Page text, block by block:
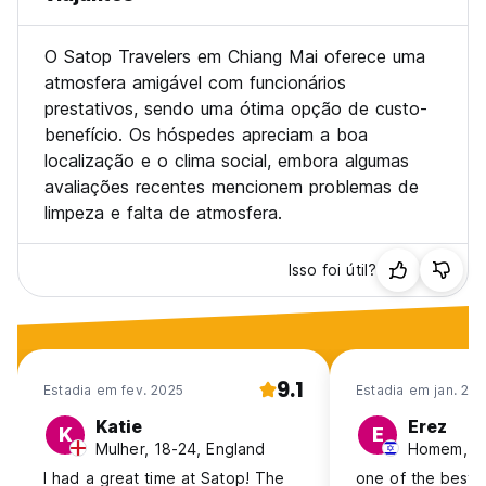
O Satop Travelers em Chiang Mai oferece uma
atmosfera amigável com funcionários
prestativos, sendo uma ótima opção de custo-
benefício. Os hóspedes apreciam a boa
localização e o clima social, embora algumas
avaliações recentes mencionem problemas de
limpeza e falta de atmosfera.
Isso foi útil?
Estadia em fev. 2025 9.1
K Katie
Mulher, 18-24, England
I had a great time at Satop! The
Estadia em jan.
E Erez
Homem,
one of the best